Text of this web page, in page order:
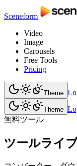
Sceneform
Video
Image
Carousels
Free Tools
Pricing
Theme
Theme
無料ツール
ツールライ